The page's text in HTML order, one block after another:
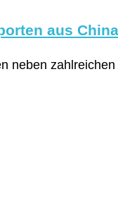
aus China
neben